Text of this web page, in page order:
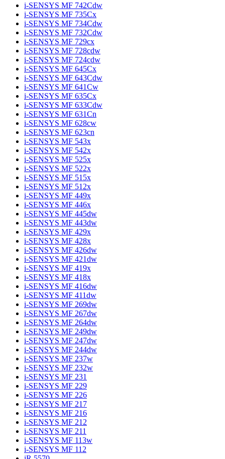
i-SENSYS MF 742Cdw
i-SENSYS MF 735Cx
i-SENSYS MF 734Cdw
i-SENSYS MF 732Cdw
i-SENSYS MF 729cx
i-SENSYS MF 728cdw
i-SENSYS MF 724cdw
i-SENSYS MF 645Cx
i-SENSYS MF 643Cdw
i-SENSYS MF 641Cw
i-SENSYS MF 635Cx
i-SENSYS MF 633Cdw
i-SENSYS MF 631Cn
i-SENSYS MF 628cw
i-SENSYS MF 623cn
i-SENSYS MF 543x
i-SENSYS MF 542x
i-SENSYS MF 525x
i-SENSYS MF 522x
i-SENSYS MF 515x
i-SENSYS MF 512x
i-SENSYS MF 449x
i-SENSYS MF 446x
i-SENSYS MF 445dw
i-SENSYS MF 443dw
i-SENSYS MF 429x
i-SENSYS MF 428x
i-SENSYS MF 426dw
i-SENSYS MF 421dw
i-SENSYS MF 419x
i-SENSYS MF 418x
i-SENSYS MF 416dw
i-SENSYS MF 411dw
i-SENSYS MF 269dw
i-SENSYS MF 267dw
i-SENSYS MF 264dw
i-SENSYS MF 249dw
i-SENSYS MF 247dw
i-SENSYS MF 244dw
i-SENSYS MF 237w
i-SENSYS MF 232w
i-SENSYS MF 231
i-SENSYS MF 229
i-SENSYS MF 226
i-SENSYS MF 217
i-SENSYS MF 216
i-SENSYS MF 212
i-SENSYS MF 211
i-SENSYS MF 113w
i-SENSYS MF 112